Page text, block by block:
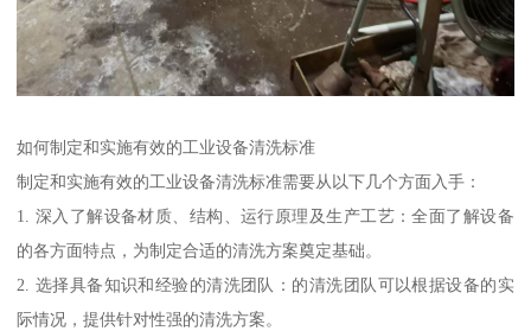
如何制定和实施有效的工业设备清洗标准
制定和实施有效的工业设备清洗标准需要从以下几个方面入手：
1. 深入了解设备材质、结构、运行原理及生产工艺：全面了解设备
的各方面特点，为制定合适的清洗方案奠定基础。
2. 选择具备知识和经验的清洗团队：的清洗团队可以根据设备的实
际情况，提供针对性强的清洗方案。